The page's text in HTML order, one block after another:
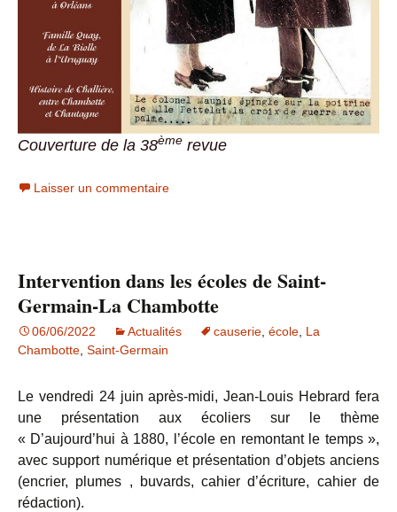
Couverture de la 38ème revue
Laisser un commentaire
Intervention dans les écoles de Saint-
Germain-La Chambotte
06/06/2022 Actualités causerie école La
Chambotte Saint-Germain
Le vendredi 24 juin après-midi, Jean-Louis Hebrard fera
une présentation aux écoliers sur le thème
« D’aujourd’hui à 1880, l’école en remontant le temps »,
avec support numérique et présentation d’objets anciens
(encrier, plumes , buvards, cahier d’écriture, cahier de
rédaction).